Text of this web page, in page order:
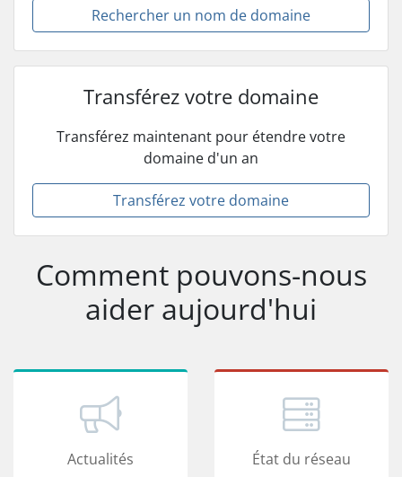
Rechercher un nom de domaine
Transférez votre domaine
Transférez maintenant pour étendre votre
domaine d'un an
Transférez votre domaine
Comment pouvons-nous
aider aujourd'hui
Actualités État du réseau